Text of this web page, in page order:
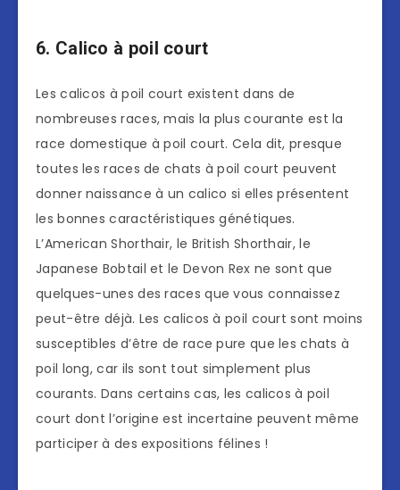
6. Calico à poil court
Les calicos à poil court existent dans de
nombreuses races, mais la plus courante est la
race domestique à poil court. Cela dit, presque
toutes les races de chats à poil court peuvent
donner naissance à un calico si elles présentent
les bonnes caractéristiques génétiques.
L’American Shorthair, le British Shorthair, le
Japanese Bobtail et le Devon Rex ne sont que
quelques-unes des races que vous connaissez
peut-être déjà. Les calicos à poil court sont moins
susceptibles d’être de race pure que les chats à
poil long, car ils sont tout simplement plus
courants. Dans certains cas, les calicos à poil
court dont l’origine est incertaine peuvent même
participer à des expositions félines !